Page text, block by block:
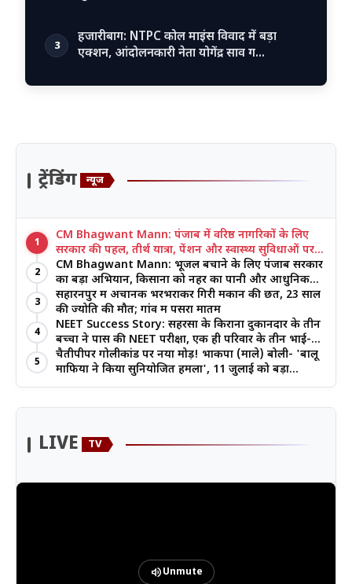
3
हजारीबाग: NTPC कोल माइंस विवाद में बड़ा
एक्शन, आंदोलनकारी नेता योगेंद्र साव ग…
ट्रेंडिंग न्यूज
1
CM Bhagwant Mann: पंजाब में वरिष्ठ नागरिकों के लिए
सरकार की पहल, तीर्थ यात्रा, पेंशन और स्वास्थ्य सुविधाओं पर
जोर
2
CM Bhagwant Mann: भूजल बचाने के लिए पंजाब सरकार
का बड़ा अभियान, किसानों को नहर का पानी और आधुनिक
खेती का मिल रहा लाभ
3
सहारनपुर में अचानक भरभराकर गिरी मकान की छत, 23 साल
की ज्योति की मौत; गांव में पसरा मातम
4
NEET Success Story: सहरसा के किराना दुकानदार के तीन
बच्चों ने पास की NEET परीक्षा, एक ही परिवार के तीन भाई-
बहनों ने रचा इतिहास
5
चैतीपीपर गोलीकांड पर नया मोड़! भाकपा (माले) बोली- 'बालू
माफिया ने किया सुनियोजित हमला', 11 जुलाई को बड़ा
आंदोलन
LIVE TV
volume_upUnmute